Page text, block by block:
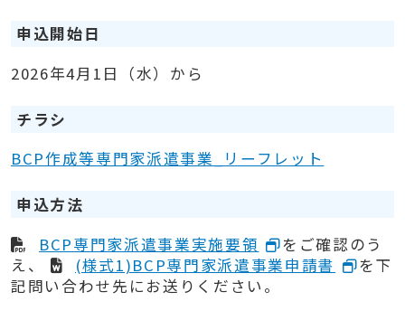
申込開始日
2026年4月1日（水）から
チラシ
BCP作成等専門家派遣事業_リーフレット
申込方法
BCP専門家派遣事業実施要領
をご確認のう
え、
(様式1)BCP専門家派遣事業申請書
を下
記問い合わせ先にお送りください。